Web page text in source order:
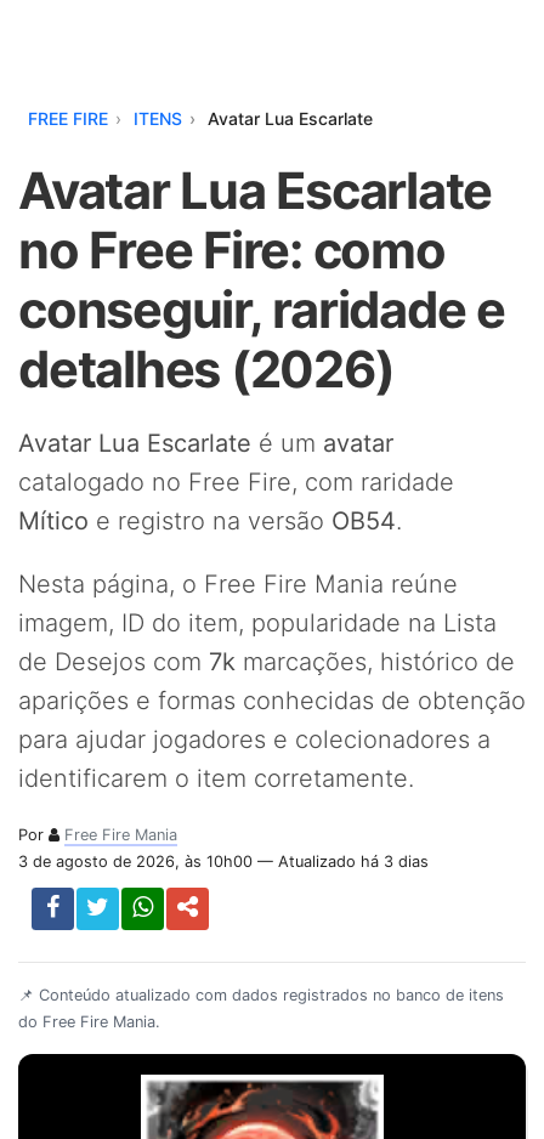
FREE FIRE ITENS Avatar Lua Escarlate
Avatar Lua Escarlate
no Free Fire: como
conseguir, raridade e
detalhes (2026)
Avatar Lua Escarlate é um avatar
catalogado no Free Fire, com raridade
Mítico e registro na versão OB54.
Nesta página, o Free Fire Mania reúne
imagem, ID do item, popularidade na Lista
de Desejos com 7k marcações, histórico de
aparições e formas conhecidas de obtenção
para ajudar jogadores e colecionadores a
identificarem o item corretamente.
Por
Free Fire Mania
3 de agosto de 2026, às 10h00 — Atualizado há 3 dias
📌 Conteúdo atualizado com dados registrados no banco de itens
do Free Fire Mania.